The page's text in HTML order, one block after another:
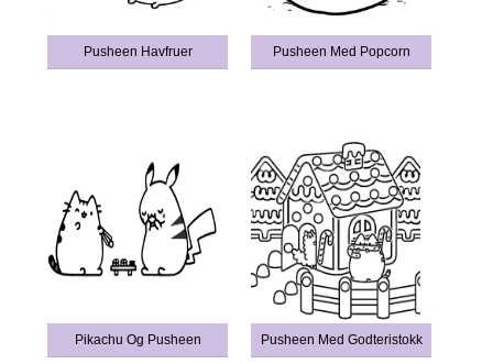
Pusheen Havfruer Pusheen Med Popcorn
Pikachu Og Pusheen Pusheen Med Godteristokk